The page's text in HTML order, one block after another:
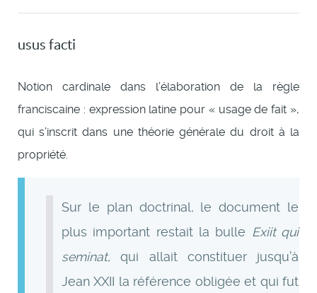
usus facti
Notion cardinale dans l’élaboration de la règle
franciscaine : expression latine pour « usage de fait »,
qui s’inscrit dans une théorie générale du droit à la
propriété.
Sur le plan doctrinal, le document le
plus important restait la bulle Exiit qui
seminat, qui allait constituer jusqu’à
Jean XXII la référence obligée et qui fut